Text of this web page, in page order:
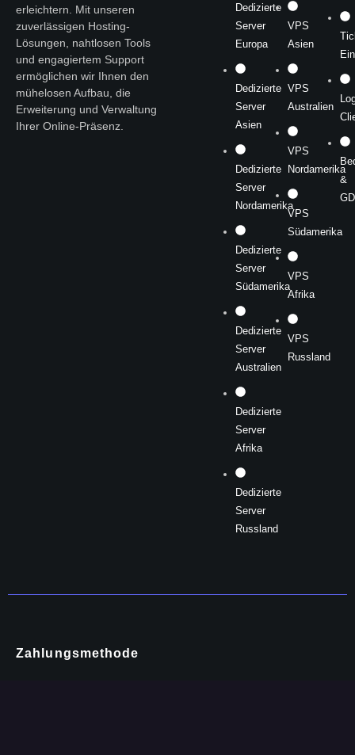
erleichtern. Mit unseren
zuverlässigen Hosting-
Lösungen, nahtlosen Tools
und engagiertem Support
ermöglichen wir Ihnen den
mühelosen Aufbau, die
Erweiterung und Verwaltung
Ihrer Online-Präsenz.
Dedizierte
Server
Europa
Dedizierte
Server
Asien
Dedizierte
Server
Nordamerika
Dedizierte
Server
Südamerika
Dedizierte
Server
Australien
Dedizierte
Server
Afrika
Dedizierte
Server
Russland
VPS
Asien
VPS
Australien
VPS
Nordamerika
VPS
Südamerika
VPS
Afrika
VPS
Russland
&
Zahlungsmethode